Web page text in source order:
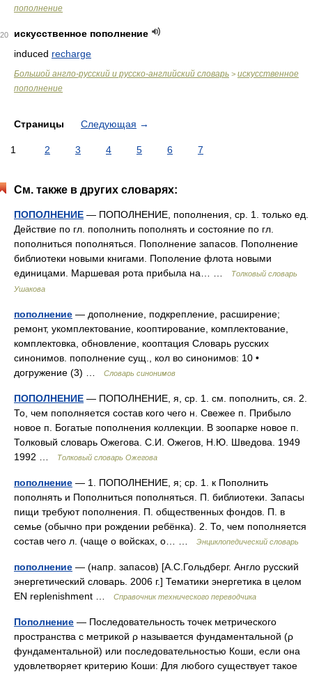
пополнение
20
искусственное пополнение
induced recharge
Большой англо-русский и русско-английский словарь > искусственное
пополнение
Страницы Следующая →
1 2 3 4 5 6 7
См. также в других словарях:
ПОПОЛНЕНИЕ — ПОПОЛНЕНИЕ, пополнения, ср. 1. только ед.
Действие по гл. пополнить пополнять и состояние по гл.
пополниться пополняться. Пополнение запасов. Пополнение
библиотеки новыми книгами. Пополение флота новыми
единицами. Маршевая рота прибыла на… …
Толковый словарь
Ушакова
пополнение — дополнение, подкрепление, расширение;
ремонт, укомплектование, кооптирование, комплектование,
комплектовка, обновление, кооптация Словарь русских
синонимов. пополнение сущ., кол во синонимов: 10 •
догружение (3) …
Словарь синонимов
ПОПОЛНЕНИЕ — ПОПОЛНЕНИЕ, я, ср. 1. см. пополнить, ся. 2.
То, чем пополняется состав кого чего н. Свежее п. Прибыло
новое п. Богатые пополнения коллекции. В зоопарке новое п.
Толковый словарь Ожегова. С.И. Ожегов, Н.Ю. Шведова. 1949
1992 …
Толковый словарь Ожегова
пополнение — 1. ПОПОЛНЕНИЕ, я; ср. 1. к Пополнить
пополнять и Пополниться пополняться. П. библиотеки. Запасы
пищи требуют пополнения. П. общественных фондов. П. в
семье (обычно при рождении ребёнка). 2. То, чем пополняется
состав чего л. (чаще о войсках, о… …
Энциклопедический словарь
пополнение — (напр. запасов) [А.С.Гольдберг. Англо русский
энергетический словарь. 2006 г.] Тематики энергетика в целом
EN replenishment …
Справочник технического переводчика
Пополнение — Последовательность точек метрического
пространства с метрикой ρ называется фундаментальной (ρ
фундаментальной) или последовательностью Коши, если она
удовлетворяет критерию Коши: Для любого существует такое